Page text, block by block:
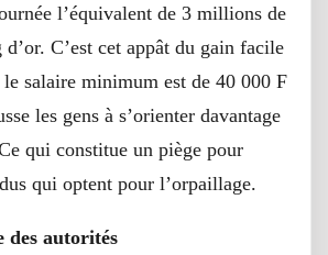
l’équivalent de 3 millions de
C’est cet appât du gain facile
le salaire minimum est de 40 000 F
les gens à s’orienter davantage
qui constitue un piège pour
qui optent pour l’orpaillage.
des autorités